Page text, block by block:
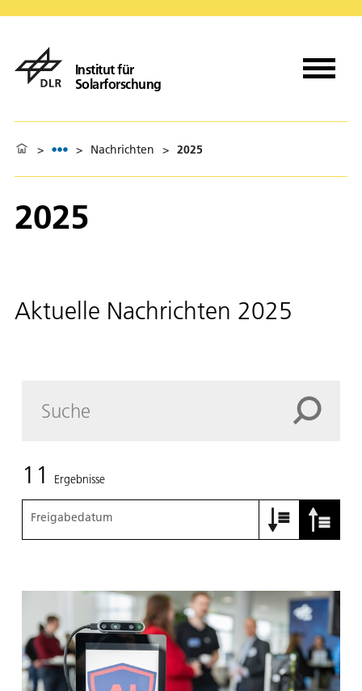
Institut für
Solarforschung
> > Nachrichten > 2025
2025
Aktuelle Nachrichten 2025
11 Ergebnisse
Freigabedatum